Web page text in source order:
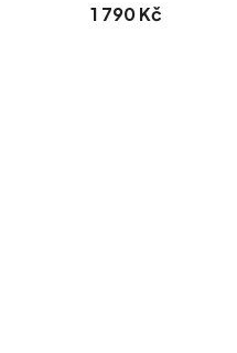
1 790 Kč